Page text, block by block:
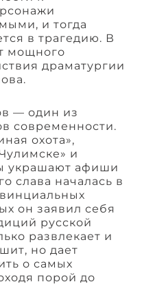
и тогда
в трагедию. В
мощного
драматургии
— один из
современности.
охота»,
и
украшают афиши
слава началась в
он заявил себя
русской
развлекает и
но дает
о самых
порой до